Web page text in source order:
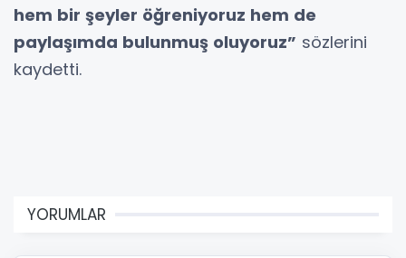
hem bir şeyler öğreniyoruz hem de
paylaşımda bulunmuş oluyoruz” sözlerini
kaydetti.
YORUMLAR